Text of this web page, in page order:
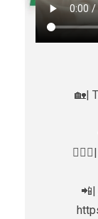
🏡|
📲|